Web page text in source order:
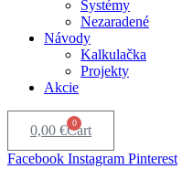
Systémy
Nezaradené
Návody
Kalkulačka
Projekty
Akcie
0,00 € 0
Cart
Facebook Instagram Pinterest